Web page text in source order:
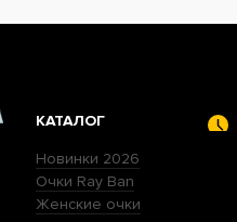
КАТАЛОГ
Новинки 2026
Очки Ray Ban
Женские очки